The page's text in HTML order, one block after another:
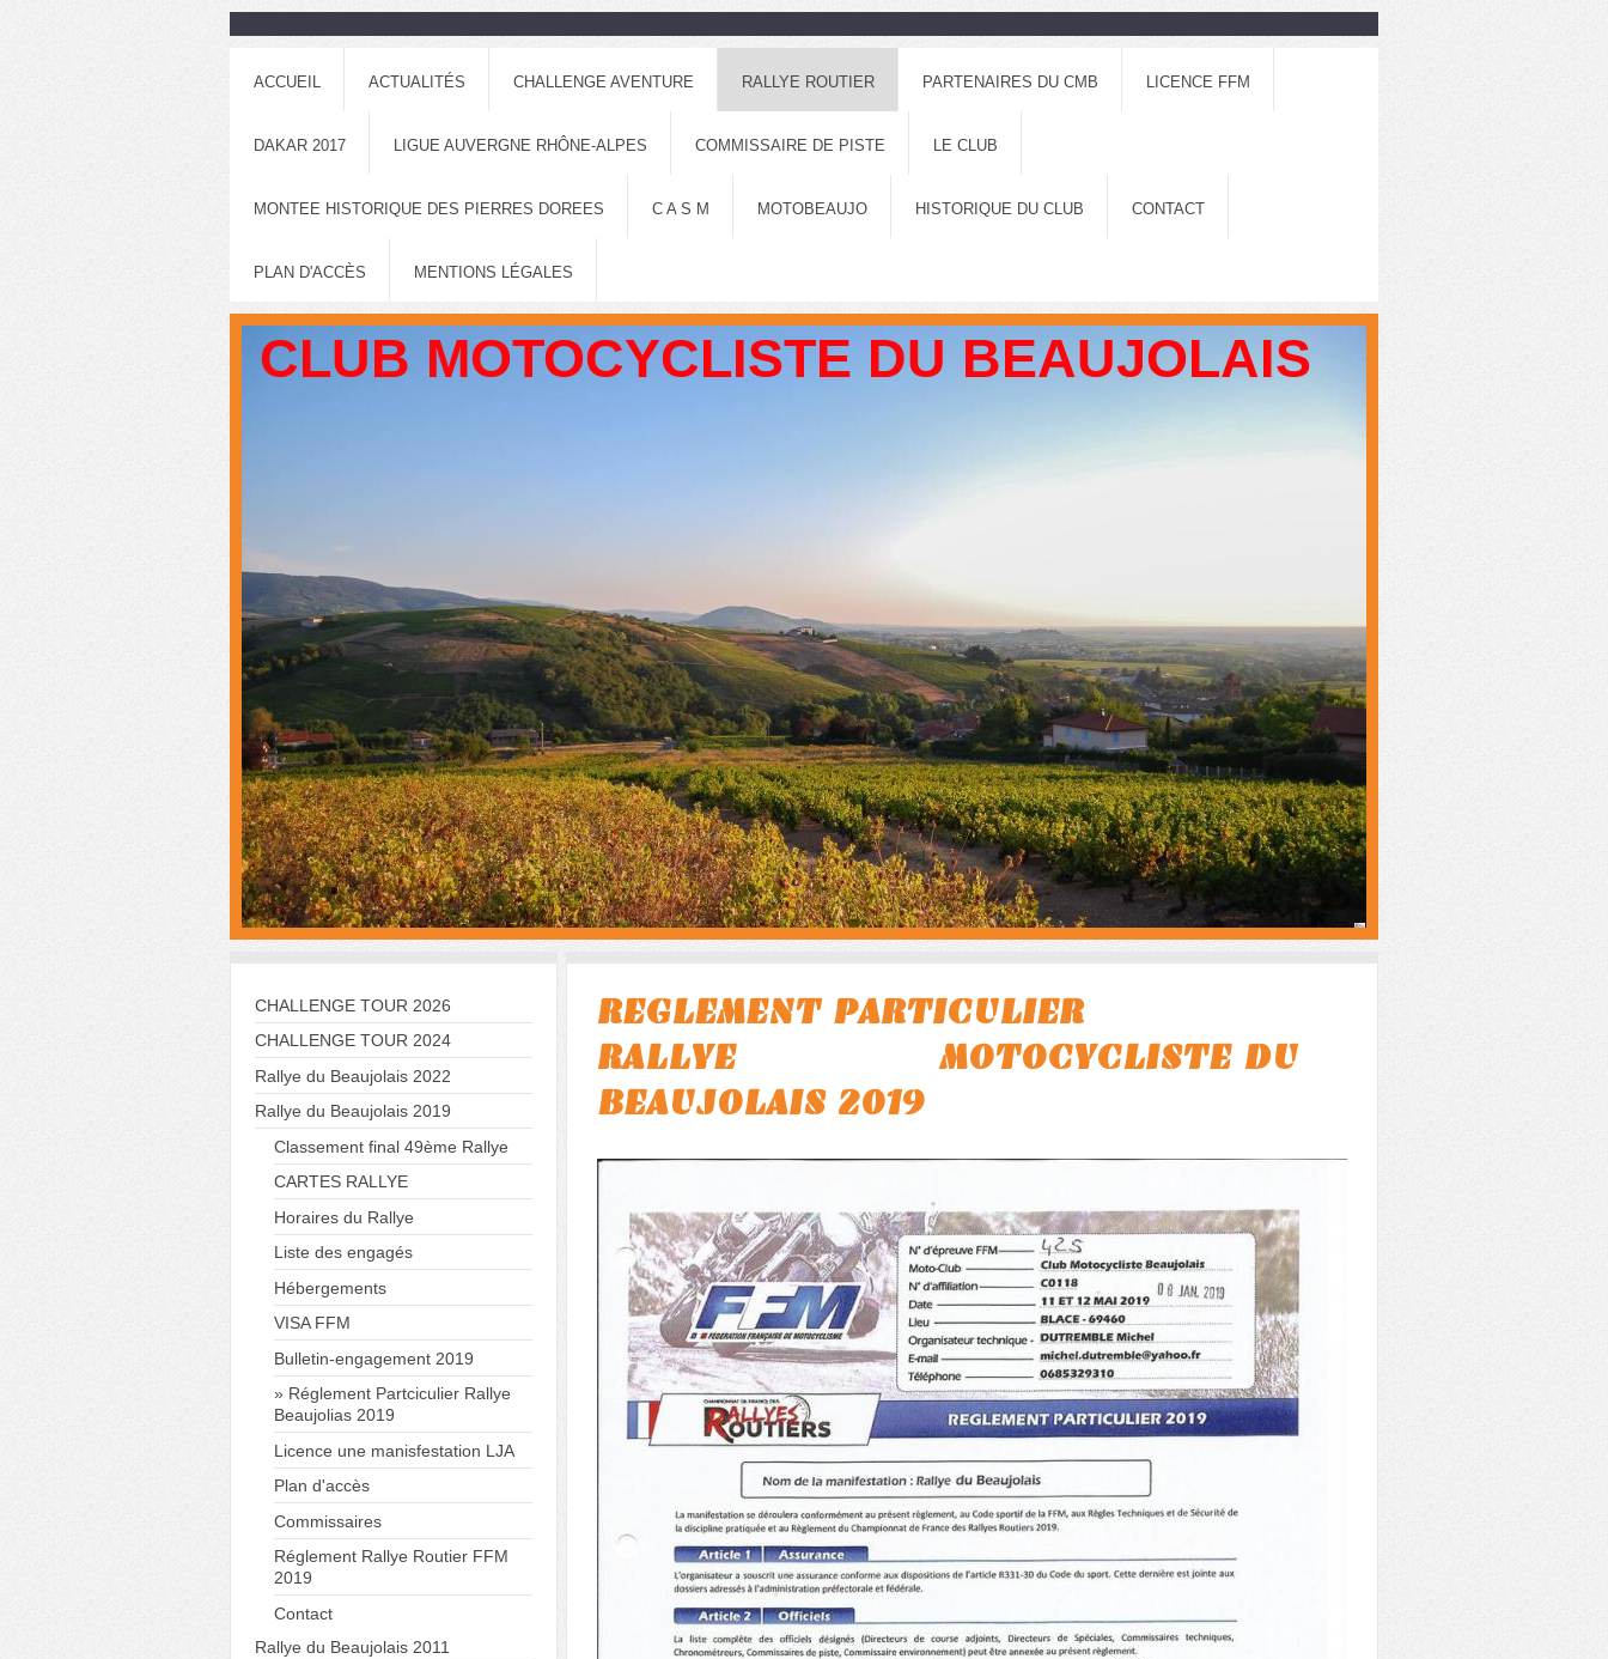
ACCUEIL ACTUALITÉS CHALLENGE AVENTURE RALLYE ROUTIER PARTENAIRES DU CMB LICENCE FFM
DAKAR 2017 LIGUE AUVERGNE RHÔNE-ALPES COMMISSAIRE DE PISTE LE CLUB
MONTEE HISTORIQUE DES PIERRES DOREES C A S M MOTOBEAUJO HISTORIQUE DU CLUB CONTACT
PLAN D'ACCÈS MENTIONS LÉGALES
CLUB MOTOCYCLISTE DU BEAUJOLAIS
REGLEMENT PARTICULIER
RALLYE MOTOCYCLISTE DU
BEAUJOLAIS 2019
CHALLENGE TOUR 2026
CHALLENGE TOUR 2024
Rallye du Beaujolais 2022
Rallye du Beaujolais 2019
Classement final 49ème Rallye
CARTES RALLYE
Horaires du Rallye
Liste des engagés
Hébergements
VISA FFM
Bulletin-engagement 2019
Réglement Partciculier Rallye
Beaujolias 2019
Licence une manisfestation LJA
Plan d'accès
Commissaires
Réglement Rallye Routier FFM
2019
Contact
Rallye du Beaujolais 2011